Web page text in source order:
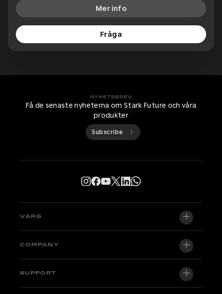
Mer info
Fråga
NYHETSBREV
Få de senaste nyheterna om Stark Future och våra
produkter
Subscribe
VARG
VARG EX
COMPANY
Om oss
SUPPORT